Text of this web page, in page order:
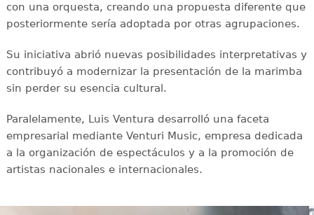
con una orquesta, creando una propuesta diferente que
posteriormente sería adoptada por otras agrupaciones.
Su iniciativa abrió nuevas posibilidades interpretativas y
contribuyó a modernizar la presentación de la marimba
sin perder su esencia cultural.
Paralelamente, Luis Ventura desarrolló una faceta
empresarial mediante Venturi Music, empresa dedicada
a la organización de espectáculos y a la promoción de
artistas nacionales e internacionales.